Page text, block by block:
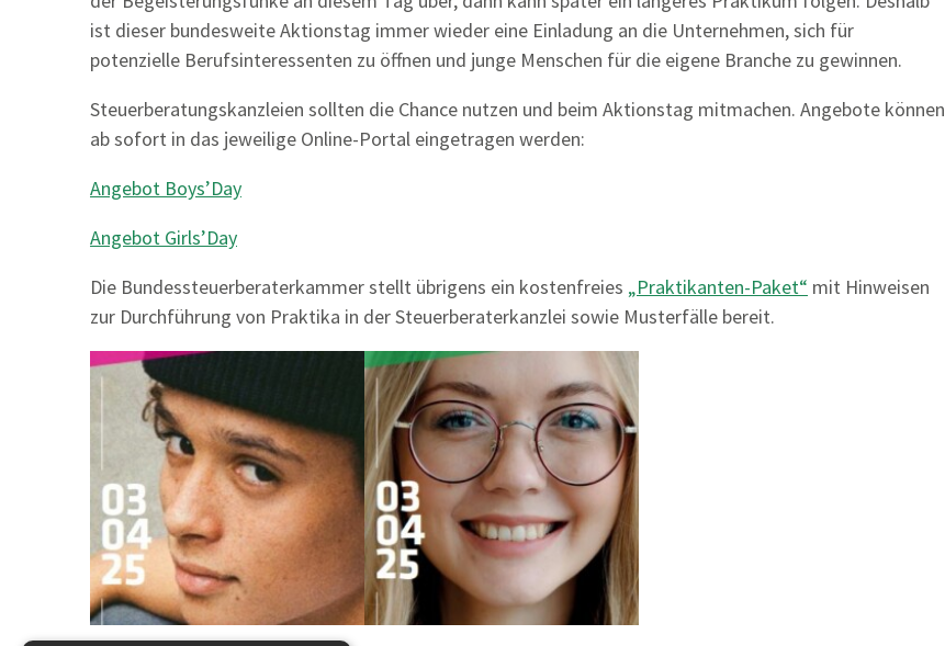
ist dieser bundesweite Aktionstag immer wieder eine Einladung an die Unternehmen, sich für
potenzielle Berufsinteressenten zu öffnen und junge Menschen für die eigene Branche zu gewinnen.
Steuerberatungskanzleien sollten die Chance nutzen und beim Aktionstag mitmachen. Angebote können
ab sofort in das jeweilige Online-Portal eingetragen werden:
Angebot Boys’Day
Angebot Girls’Day
Die Bundessteuerberaterkammer stellt übrigens ein kostenfreies „Praktikanten-Paket“ mit Hinweisen
zur Durchführung von Praktika in der Steuerberaterkanzlei sowie Musterfälle bereit.